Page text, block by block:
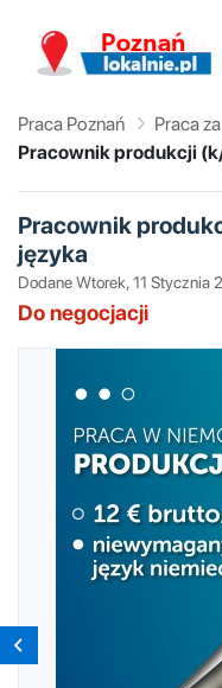
Praca Poznań
Praca
Pracownik produkcji
Pracownik
języka
Dodane Wtorek, 11 Stycznia
Do negocjacji